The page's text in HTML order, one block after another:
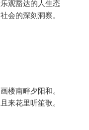
观豁达的人生态
会的深刻洞察。
楼南畔夕阳和。
来花里听笙歌。